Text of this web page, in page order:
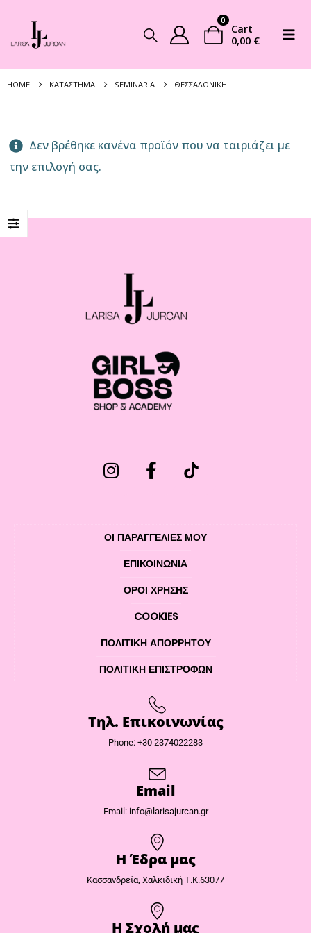
0
Cart
0,00 €
HOME ΚΑΤΆΣΤΗΜΑ SEMINARIA ΘΕΣΣΑΛΟΝΊΚΗ
Δεν βρέθηκε κανένα προϊόν που να ταιριάζει με
την επιλογή σας.
ΟΙ ΠΑΡΑΓΓΕΛΙΕΣ ΜΟΥ
ΕΠΙΚΟΙΝΩΝΊΑ
ΌΡΟΙ ΧΡΉΣΗΣ
COOKIES
ΠΟΛΙΤΙΚΉ ΑΠΟΡΡΉΤΟΥ
ΠΟΛΙΤΙΚΉ ΕΠΙΣΤΡΟΦΏΝ
Τηλ. Επικοινωνίας
Phone: +30 2374022283
Email
Email: info@larisajurcan.gr
Η Έδρα μας​
Κασσανδρεία, Χαλκιδική Τ.Κ.63077
Η Σχολή μας